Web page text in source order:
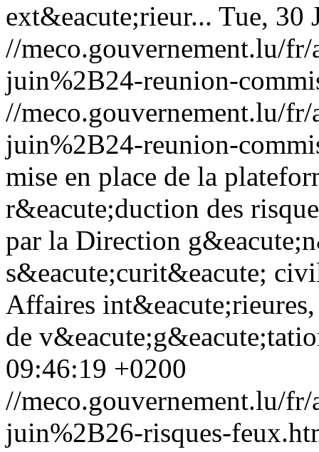
ext&eacute;rieur... Tue, 30
//meco.gouvernement.lu/
juin%2B24-reunion-
//meco.gouvernement.lu/
juin%2B24-reunion-
mise en place de la
r&eacute;duction des
par la Direction
s&eacute;curit&eacute;
Affaires
de
09:46:19 +0200
//meco.gouvernement.lu/
juin%2B26-risques-